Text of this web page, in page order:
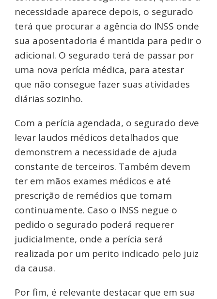
necessidade aparece depois, o segurado
terá que procurar a agência do INSS onde
sua aposentadoria é mantida para pedir o
adicional. O segurado terá de passar por
uma nova perícia médica, para atestar
que não consegue fazer suas atividades
diárias sozinho.
Com a perícia agendada, o segurado deve
levar laudos médicos detalhados que
demonstrem a necessidade de ajuda
constante de terceiros. Também devem
ter em mãos exames médicos e até
prescrição de remédios que tomam
continuamente. Caso o INSS negue o
pedido o segurado poderá requerer
judicialmente, onde a perícia será
realizada por um perito indicado pelo juiz
da causa.
Por fim, é relevante destacar que em sua